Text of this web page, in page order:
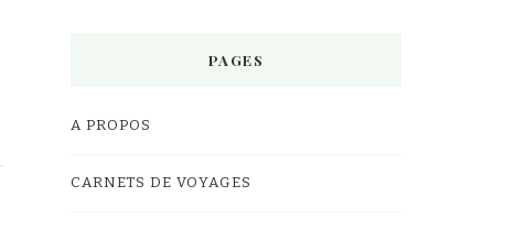
PAGES
A PROPOS
CARNETS DE VOYAGES